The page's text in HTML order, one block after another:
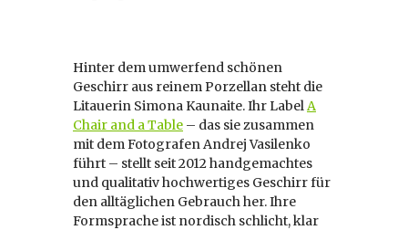
Hinter dem umwerfend schönen
Geschirr aus reinem Porzellan steht die
Litauerin Simona Kaunaite. Ihr LabelA
Chair and a Table – das sie zusammen
mit dem Fotografen Andrej Vasilenko
führt – stellt seit 2012 handgemachtes
und qualitativ hochwertiges Geschirr für
den alltäglichen Gebrauch her. Ihre
Formsprache ist nordisch schlicht, klar